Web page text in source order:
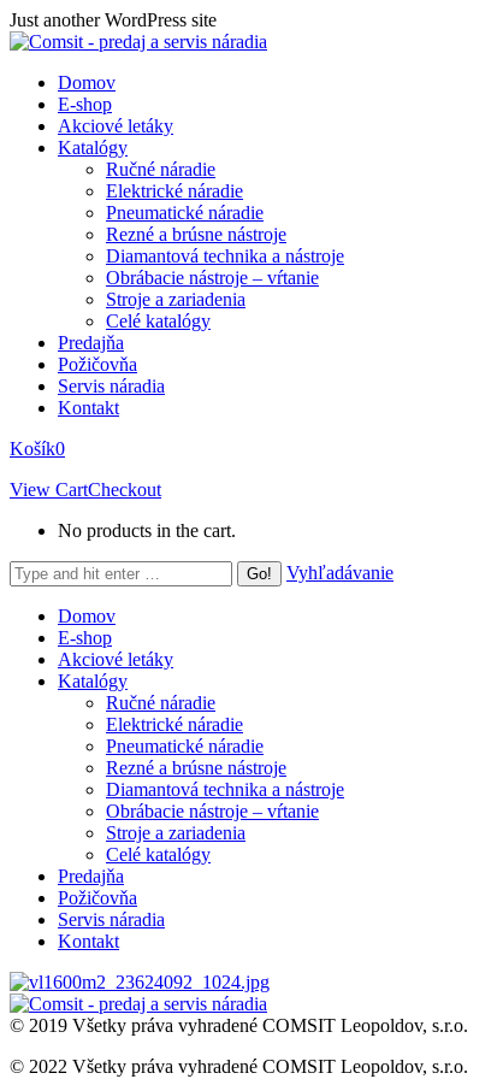
Skip
to
Just another WordPress site
Domov
E-shop
Akciové letáky
Katalógy
Ručné náradie
Elektrické náradie
Pneumatické náradie
Rezné a brúsne nástroje
Diamantová technika a nástroje
Obrábacie nástroje – vŕtanie
Stroje a zariadenia
Celé katalógy
Predajňa
Požičovňa
Servis náradia
Kontakt
Košík0
View CartCheckout
No products in the cart.
Search:
Vyhľadávanie
Domov
E-shop
Akciové letáky
Katalógy
Ručné náradie
Elektrické náradie
Pneumatické náradie
Rezné a brúsne nástroje
Diamantová technika a nástroje
Obrábacie nástroje – vŕtanie
Stroje a zariadenia
Celé katalógy
Predajňa
Požičovňa
Servis náradia
Kontakt
© 2019 Všetky práva vyhradené COMSIT Leopoldov, s.r.o.
© 2022 Všetky práva vyhradené COMSIT Leopoldov, s.r.o.